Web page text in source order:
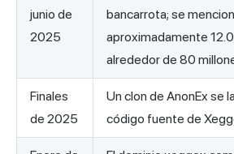
junio de
2025
bancarrota; se
aproximadamente
alrededor de 80
Finales
de 2025
Un clon de AnonEx se
código fuente de